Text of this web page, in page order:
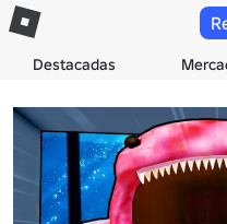
Destacadas